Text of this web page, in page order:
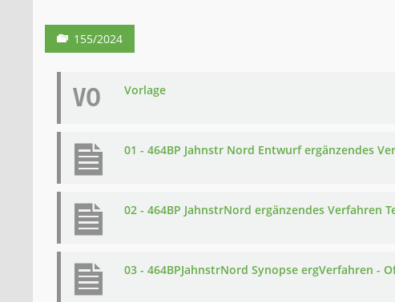
155/2024
VO Vorlage
01 - 464BP Jahnstr Nord Entwurf ergänzendes
02 - 464BP JahnstrNord ergänzendes Verfahren
03 - 464BPJahnstrNord Synopse ergVerfahren -